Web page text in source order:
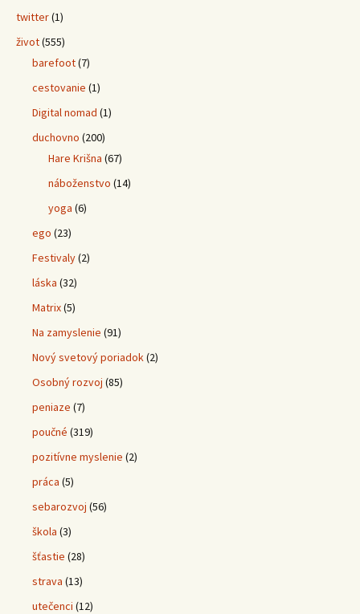
twitter(1)
život(555)
barefoot(7)
cestovanie (1)
Digital nomad (1)
duchovno (200)
Hare Krišna (67)
náboženstvo (14)
yoga (6)
ego (23)
Festivaly(2)
láska (32)
Matrix(5)
Na zamyslenie (91)
Nový svetový poriadok(2)
Osobný rozvoj (85)
peniaze (7)
poučné (319)
pozitívne myslenie (2)
práca (5)
sebarozvoj (56)
škola (3)
šťastie (28)
strava (13)
utečenci (12)